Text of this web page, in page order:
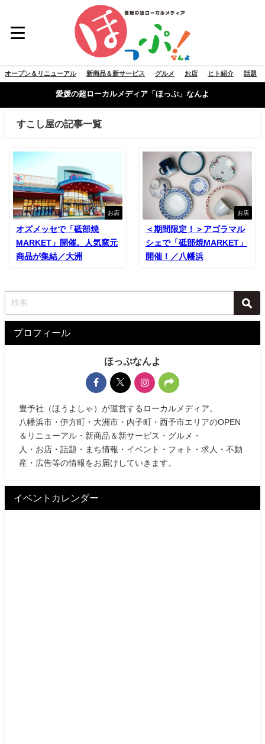
オープン＆リニューアル 新商品＆新サービス グルメ お店 ヒト紹介 話題
愛媛の超ローカルメディア「ほっぷ」なんよ
すこし屋の記事一覧
お店
オズメッセで「砥部焼
MARKET」開催。人気窯元
商品が集結／大洲
お店
＜期間限定！＞アゴラマル
シェで「砥部焼MARKET」
開催！／八幡浜
プロフィール
ほっぷなんよ
豊予社（ほうよしゃ）が運営するローカルメディア。
八幡浜市・伊方町・大洲市・内子町・西予市エリアのOPEN
＆リニューアル・新商品＆新サービス・グルメ・
人・お店・話題・まち情報・イベント・フォト・求人・不動
産・広告等の情報をお届けしていきます。
イベントカレンダー